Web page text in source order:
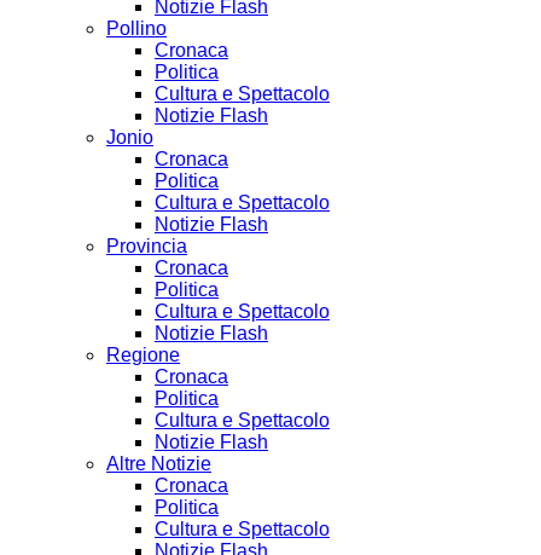
Notizie Flash
Pollino
Cronaca
Politica
Cultura e Spettacolo
Notizie Flash
Jonio
Cronaca
Politica
Cultura e Spettacolo
Notizie Flash
Provincia
Cronaca
Politica
Cultura e Spettacolo
Notizie Flash
Regione
Cronaca
Politica
Cultura e Spettacolo
Notizie Flash
Altre Notizie
Cronaca
Politica
Cultura e Spettacolo
Notizie Flash